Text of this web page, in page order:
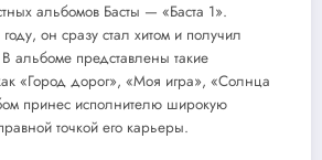
альбомов Басты — «Баста 1».
он сразу стал хитом и получил
альбоме представлены такие
«Город дорог», «Моя игра», «Солнца
принес исполнителю широкую
точкой его карьеры.